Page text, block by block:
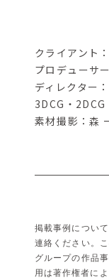
クライアント
プロデューサ
ディレクター
3DCG・
素材撮影：森
掲載事例につい
連絡ください。
グループの作品
用は著作権者に